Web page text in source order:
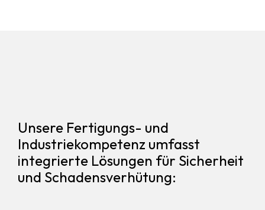
Unsere Fertigungs- und
Industriekompetenz umfasst
integrierte Lösungen für Sicherheit
und Schadensverhütung: